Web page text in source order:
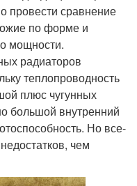
провести сравнение
по форме и
мощности.
радиаторов
теплопроводность
плюс чугунных
большой внутренний
Но все-
чем